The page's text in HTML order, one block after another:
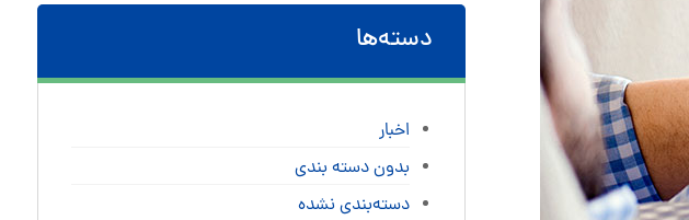
دسته‌ها
اخبار
بدون دسته بندی
دسته‌بندی نشده